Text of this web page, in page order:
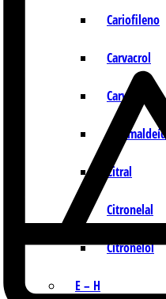
Cariofileno
Carvacrol
Carvona
Cinamaldeído
Citral
Citronelal
Citronelol
E – H